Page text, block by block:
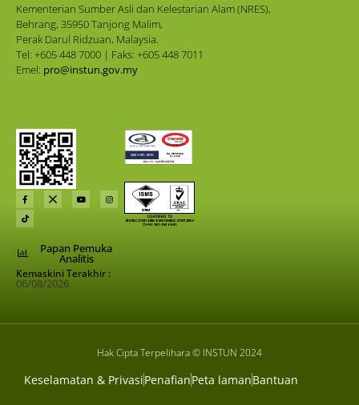
Kementerian Sumber Asli dan Kelestarian Alam (NRES),
Behrang, 35950 Tanjong Malim,
Perak Darul Ridzuan, Malaysia.
Tel: +605 448 7000 | Faks: +605 448 7011
Emel: pro@instun.gov.my
Papan Pemuka
Analitis
Kemaskini Terakhir :
06/08/2026
Hak Cipta Terpelihara © INSTUN 2024
Keselamatan & PrivasiPenafianPeta lamanBantuan